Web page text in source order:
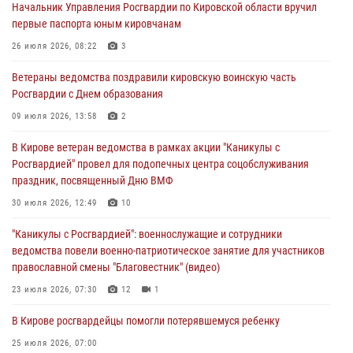
В Росгвардии вспоминают российских воинов, погибших в Первой
мировой войне 1914-1918 годов
В Кирове офицер Росгвардии стал победителем открытого
шахматного турнира
Директор Росгвардии Герой России генерал армии Виктор Золотов
поздравил специалистов подразделений тыла с профессиональным
праздником
Начальник Управления Росгвардии по Кировской области вручил
первые паспорта юным кировчанам
26 июля 2026, 08:22 3
Ветераны ведомства поздравили кировскую воинскую часть
Росгвардии с Днем образования
09 июля 2026, 13:58 2
В Кирове ветеран ведомства в рамках акции "Каникулы с
Росгвардией" провел для подопечных центра соцобслуживания
праздник, посвященный Дню ВМФ
30 июля 2026, 12:49 10
"Каникулы с Росгвардией": военнослужащие и сотрудники
ведомства повели военно-патриотическое занятие для участников
православной смены "Благовестник" (видео)
23 июля 2026, 07:30 12 1
В Кирове росгвардейцы помогли потерявшемуся ребенку
25 июля 2026, 07:00